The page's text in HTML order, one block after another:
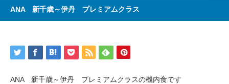
ANA 新千歳～伊丹 プレミアムクラス
ANA 新千歳～伊丹 プレミアムクラスの機内食です